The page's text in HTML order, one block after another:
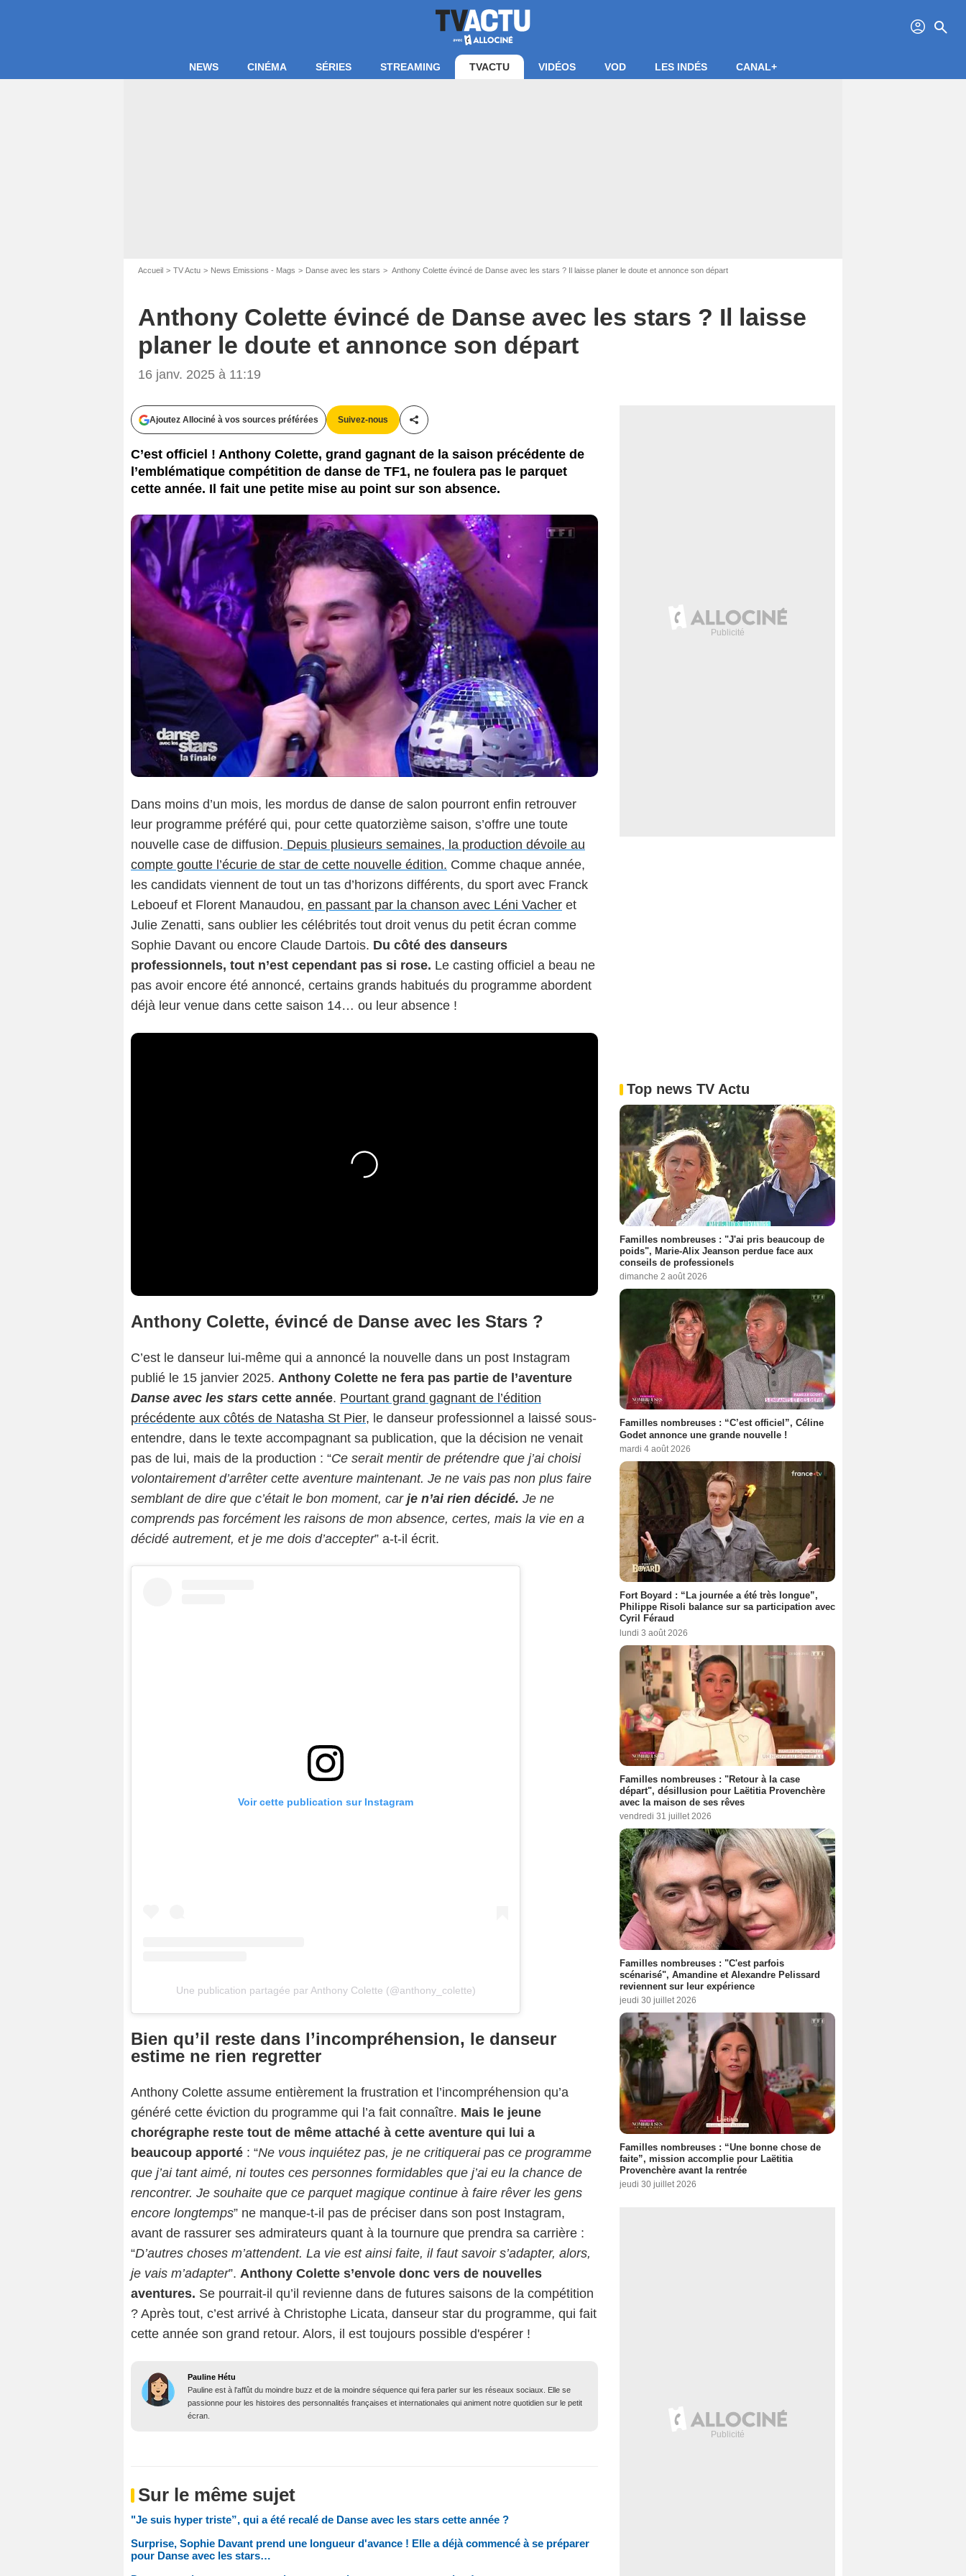
profil search
NEWS CINÉMA SÉRIES STREAMING TVACTU VIDÉOS VOD LES INDÉS CANAL+
Accueil TV Actu News Emissions - Mags Danse avec les stars Anthony Colette évincé de Danse avec les stars ? Il laisse planer le doute et annonce son départ
Anthony Colette évincé de Danse avec les stars ? Il laisse
planer le doute et annonce son départ
16 janv. 2025 à 11:19
Ajoutez Allociné à vos sources préférées Suivez-nous
Partager cet article
C’est officiel ! Anthony Colette, grand gagnant de la saison précédente de
l’emblématique compétition de danse de TF1, ne foulera pas le parquet
cette année. Il fait une petite mise au point sur son absence.
Dans moins d’un mois, les mordus de danse de salon pourront enfin retrouver
leur programme préféré qui, pour cette quatorzième saison, s’offre une toute
nouvelle case de diffusion. Depuis plusieurs semaines, la production dévoile au
compte goutte l’écurie de star de cette nouvelle édition. Comme chaque année,
les candidats viennent de tout un tas d’horizons différents, du sport avec Franck
Leboeuf et Florent Manaudou, en passant par la chanson avec Léni Vacher et
Julie Zenatti, sans oublier les célébrités tout droit venus du petit écran comme
Sophie Davant ou encore Claude Dartois. Du côté des danseurs
professionnels, tout n’est cependant pas si rose. Le casting officiel a beau ne
pas avoir encore été annoncé, certains grands habitués du programme abordent
déjà leur venue dans cette saison 14… ou leur absence !
Anthony Colette, évincé de Danse avec les Stars ?
C’est le danseur lui-même qui a annoncé la nouvelle dans un post Instagram
publié le 15 janvier 2025. Anthony Colette ne fera pas partie de l’aventure
Danse avec les stars cette année. Pourtant grand gagnant de l’édition
précédente aux côtés de Natasha St Pier, le danseur professionnel a laissé sous-
entendre, dans le texte accompagnant sa publication, que la décision ne venait
pas de lui, mais de la production : “Ce serait mentir de prétendre que j’ai choisi
volontairement d’arrêter cette aventure maintenant. Je ne vais pas non plus faire
semblant de dire que c’était le bon moment, carje n’ai rien décidé. Je ne
comprends pas forcément les raisons de mon absence, certes, mais la vie en a
décidé autrement, et je me dois d’accepter” a-t-il écrit.
Voir cette publication sur Instagram
Une publication partagée par Anthony Colette (@anthony_colette)
Bien qu’il reste dans l’incompréhension, le danseur
estime ne rien regretter
Anthony Colette assume entièrement la frustration et l’incompréhension qu’a
généré cette éviction du programme qui l’a fait connaître. Mais le jeune
chorégraphe reste tout de même attaché à cette aventure qui lui a
beaucoup apporté : “Ne vous inquiétez pas, je ne critiquerai pas ce programme
que j’ai tant aimé, ni toutes ces personnes formidables que j’ai eu la chance de
rencontrer. Je souhaite que ce parquet magique continue à faire rêver les gens
encore longtemps” ne manque-t-il pas de préciser dans son post Instagram,
avant de rassurer ses admirateurs quant à la tournure que prendra sa carrière :
“D’autres choses m’attendent. La vie est ainsi faite, il faut savoir s’adapter, alors,
je vais m’adapter”. Anthony Colette s’envole donc vers de nouvelles
aventures. Se pourrait-il qu’il revienne dans de futures saisons de la compétition
? Après tout, c’est arrivé à Christophe Licata, danseur star du programme, qui fait
cette année son grand retour. Alors, il est toujours possible d'espérer !
Pauline Hétu
Pauline est à l'affût du moindre buzz et de la moindre séquence qui fera parler sur les réseaux sociaux. Elle se
passionne pour les histoires des personnalités françaises et internationales qui animent notre quotidien sur le petit
écran.
Sur le même sujet
"Je suis hyper triste”, qui a été recalé de Danse avec les stars cette année ?
Surprise, Sophie Davant prend une longueur d'avance ! Elle a déjà commencé à se préparer
pour Danse avec les stars…
Top news TV Actu
Familles nombreuses : "J'ai pris beaucoup de
poids", Marie-Alix Jeanson perdue face aux
conseils de professionels
dimanche 2 août 2026
Familles nombreuses : “C’est officiel”, Céline
Godet annonce une grande nouvelle !
mardi 4 août 2026
Fort Boyard : “La journée a été très longue”,
Philippe Risoli balance sur sa participation avec
Cyril Féraud
lundi 3 août 2026
Familles nombreuses : "Retour à la case
départ", désillusion pour Laëtitia Provenchère
avec la maison de ses rêves
vendredi 31 juillet 2026
Familles nombreuses : "C'est parfois
scénarisé", Amandine et Alexandre Pelissard
reviennent sur leur expérience
jeudi 30 juillet 2026
Familles nombreuses : “Une bonne chose de
faite”, mission accomplie pour Laëtitia
Provenchère avant la rentrée
jeudi 30 juillet 2026